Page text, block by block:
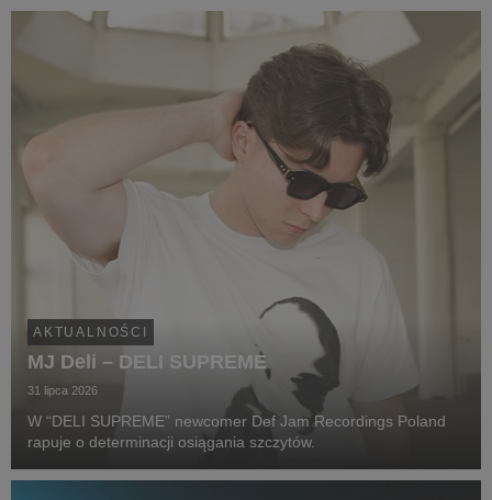
AKTUALNOŚCI
MJ Deli – DELI SUPREME
31 lipca 2026
W “DELI SUPREME” newcomer Def Jam Recordings Poland
rapuje o determinacji osiągania szczytów.